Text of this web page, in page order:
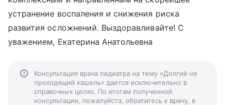
устранение воспаления и снижения риска
развития осложнений. Выздоравливайте! С
уважением, Екатерина Анатольевна
Консультация врача педиатра на тему «Долгий не
проходящий кашель» дается исключительно в
справочных целях. По итогам полученной
консультации, пожалуйста, обратитесь к врачу, в